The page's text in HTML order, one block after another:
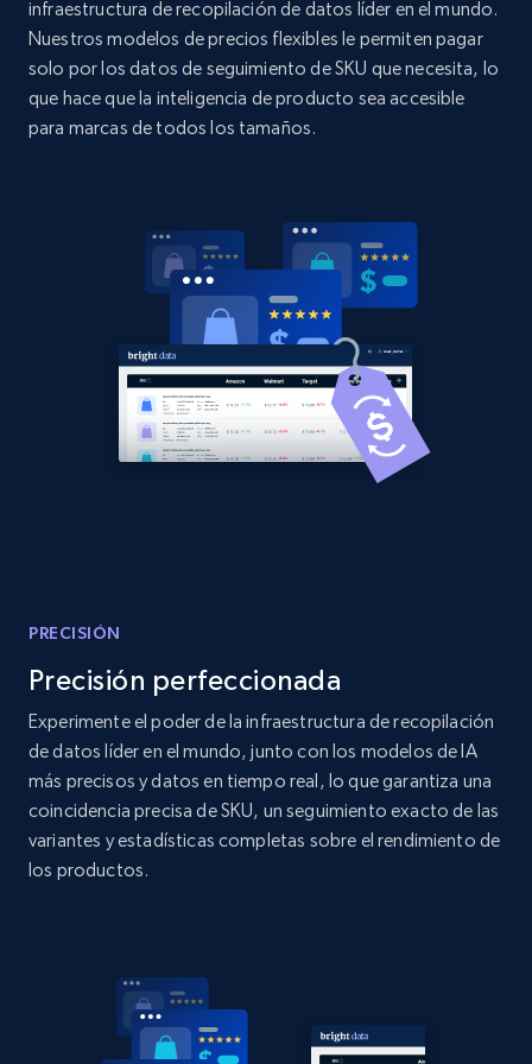
2.1K+ 375+ Comenzar ahora
Title, Seller name, Brand, Description, Initial
price, Currency, Availability, Reviews count, and
2.1K+ Comenzar ahora
Amazon products global dataset - Collect
Amazon products global dataset - Collect
products from Brands URLs
Title, Seller name, Brand, Description, Initial
price, Currency, Availability, Reviews count, and
infraestructura de recopilación de datos líder en el mundo.
Nuestros modelos de precios flexibles le permiten pagar
solo por los datos de seguimiento de SKU que necesita, lo
que hace que la inteligencia de producto sea accesible
para marcas de todos los tamaños.
PRECISIÓN
Precisión perfeccionada
Experimente el poder de la infraestructura de recopilación
de datos líder en el mundo, junto con los modelos de IA
más precisos y datos en tiempo real, lo que garantiza una
coincidencia precisa de SKU, un seguimiento exacto de las
variantes y estadísticas completas sobre el rendimiento de
los productos.